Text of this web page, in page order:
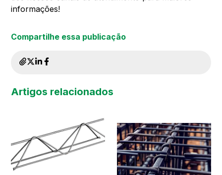
informações!
Compartilhe essa publicação
Artigos relacionados